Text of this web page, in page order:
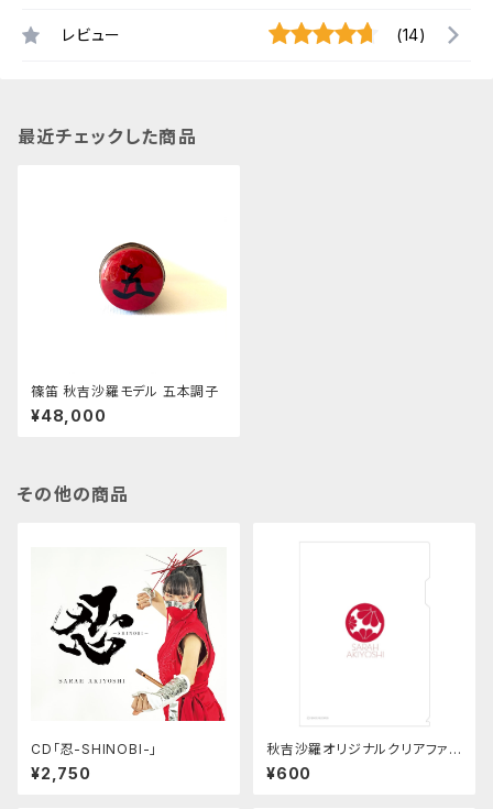
レビュー (14)
最近チェックした商品
篠笛 秋吉沙羅モデル 五本調子
¥48,000
その他の商品
CD「忍-SHINOBI-」
¥2,750
秋吉沙羅オリジナルクリアファイ
ル「花鞠」
¥600